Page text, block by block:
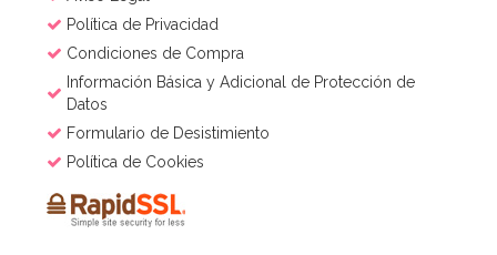
Política de Privacidad
Condiciones de Compra
Información Básica y Adicional de Protección de
Datos
Formulario de Desistimiento
Política de Cookies